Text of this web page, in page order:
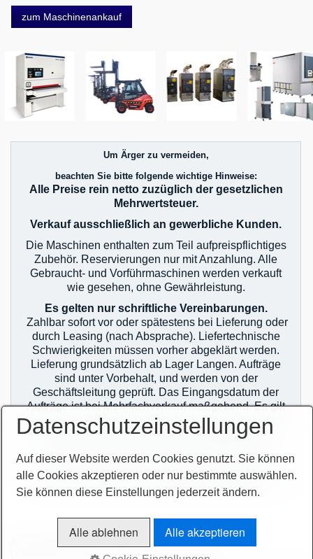
zum Maschinenankauf
Um Ärger zu vermeiden,
beachten Sie bitte folgende wichtige Hinweise:
Alle Preise rein netto zuzüglich der gesetzlichen
Mehrwertsteuer.
Verkauf ausschließlich an gewerbliche Kunden.
Die Maschinen enthalten zum Teil aufpreispflichtiges
Zubehör. Reservierungen nur mit Anzahlung. Alle
Gebraucht- und Vorführmaschinen werden verkauft
wie gesehen, ohne Gewährleistung.
Es gelten nur schriftliche Vereinbarungen.
Zahlbar sofort vor oder spätestens bei Lieferung oder
durch Leasing (nach Absprache). Liefertechnische
Schwierigkeiten müssen vorher abgeklärt werden.
Lieferung grundsätzlich ab Lager Langen. Aufträge
sind unter Vorbehalt, und werden von der
Geschäftsleitung geprüft. Das Eingangsdatum der
Aufträge ist bei Mehrfachverkauf maßgebend. Es gilt
jeweils nur der erste Auftrag! Auslieferung erst nach
zahlungstechnischer Klärung! Im Übrigen gelten
Sie finden unsere AGB`s auf unserer Homepage im
Netz oder auf unseren Auftragsbestätigungen.
Sitemap intern
Datenschutzerklärung
intern
Datenschutzeinstellungen
Auf dieser Website werden Cookies genutzt. Sie können
alle Cookies akzeptieren oder nur bestimmte auswählen.
Sie können diese Einstellungen jederzeit ändern.
Alle ablehnen Alle akzeptieren